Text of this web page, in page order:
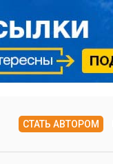
СТАТЬ АВТОРОМ